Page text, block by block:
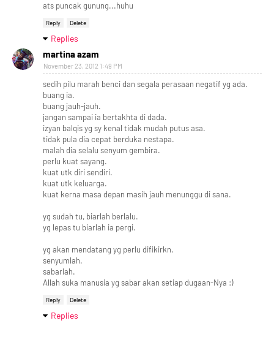
ats puncak gunung...huhu
Reply Delete
Replies
martina azam
November 23, 2012 1:49 PM
sedih pilu marah benci dan segala perasaan negatif yg ada.
buang ia.
buang jauh-jauh.
jangan sampai ia bertakhta di dada.
izyan balqis yg sy kenal tidak mudah putus asa.
tidak pula dia cepat berduka nestapa.
malah dia selalu senyum gembira.
perlu kuat sayang.
kuat utk diri sendiri.
kuat utk keluarga.
kuat kerna masa depan masih jauh menunggu di sana.
yg sudah tu, biarlah berlalu.
yg lepas tu biarlah ia pergi.
yg akan mendatang yg perlu difikirkn.
senyumlah.
sabarlah.
Allah suka manusia yg sabar akan setiap dugaan-Nya :)
Reply Delete
Replies